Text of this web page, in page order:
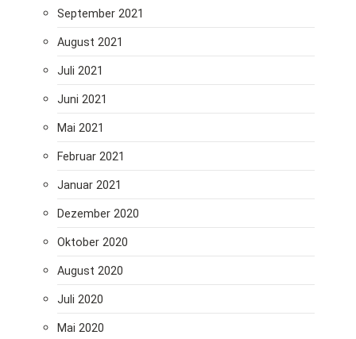
September 2021
August 2021
Juli 2021
Juni 2021
Mai 2021
Februar 2021
Januar 2021
Dezember 2020
Oktober 2020
August 2020
Juli 2020
Mai 2020